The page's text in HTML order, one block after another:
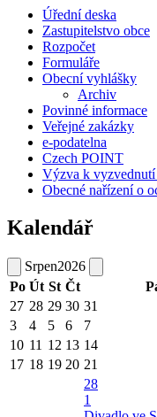
Úřední deska
Zastupitelstvo obce
Rozpočet
Formuláře
Obecní vyhlášky
Archiv
Povinné informace
Veřejné zakázky
e-podatelna
Czech POINT
Výzva k
Obecné nařízení o
Kalendář
Srpen2026
Po Út St Čt
27 28 29 30 31
3
4 5 6 7
10 11 12 13 14
17 18 19 20 21
28
1